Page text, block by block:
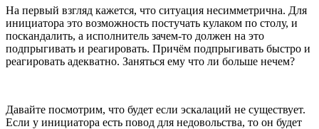
На первый взгляд кажется, что ситуация несимметрична. Для
инициатора это возможность постучать кулаком по столу, и
поскандалить, а исполнитель зачем-то должен на это
подпрыгивать и реагировать. Причём подпрыгивать быстро и
реагировать адекватно. Заняться ему что ли больше нечем?
Давайте посмотрим, что будет если эскалаций не существует.
Если у инициатора есть повод для недовольства, то он будет